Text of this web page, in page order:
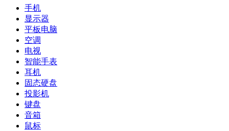
手机
显示器
平板电脑
空调
电视
智能手表
耳机
固态硬盘
投影机
键盘
音箱
鼠标